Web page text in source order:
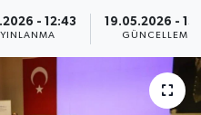
- 12:43 19.05.2026 -
GÜNCELLEME